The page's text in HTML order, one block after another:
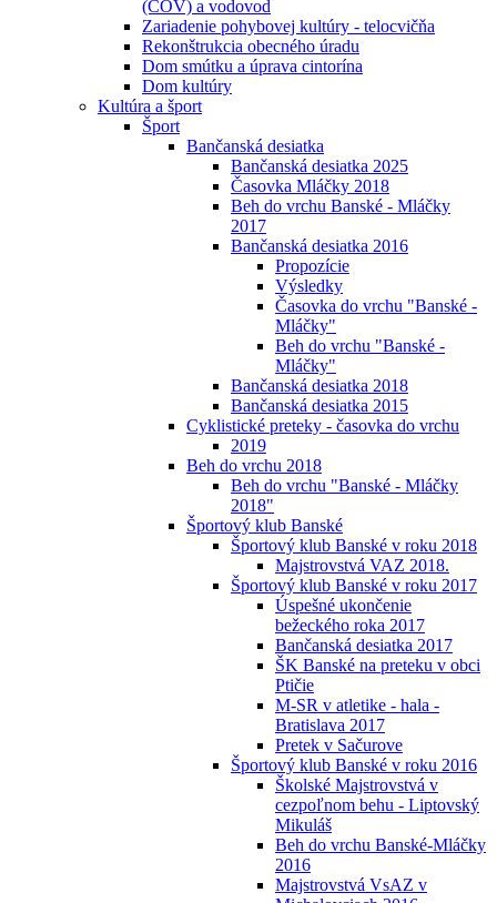
(ČOV) a vodovod
Zariadenie pohybovej kultúry - telocvičňa
Rekonštrukcia obecného úradu
Dom smútku a úprava cintorína
Dom kultúry
Kultúra a šport
Šport
Bančanská desiatka
Bančanská desiatka 2025
Časovka Mláčky 2018
Beh do vrchu Banské - Mláčky
2017
Bančanská desiatka 2016
Propozície
Výsledky
Časovka do vrchu "Banské -
Mláčky"
Beh do vrchu "Banské -
Mláčky"
Bančanská desiatka 2018
Bančanská desiatka 2015
Cyklistické preteky - časovka do vrchu
2019
Beh do vrchu 2018
Beh do vrchu "Banské - Mláčky
2018"
Športový klub Banské
Športový klub Banské v roku 2018
Majstrovstvá VAZ 2018.
Športový klub Banské v roku 2017
Úspešné ukončenie
bežeckého roka 2017
Bančanská desiatka 2017
ŠK Banské na preteku v obci
Ptičie
M-SR v atletike - hala -
Bratislava 2017
Pretek v Sačurove
Športový klub Banské v roku 2016
Školské Majstrovstvá v
cezpoľnom behu - Liptovský
Mikuláš
Beh do vrchu Banské-Mláčky
2016
Majstrovstvá VsAZ v